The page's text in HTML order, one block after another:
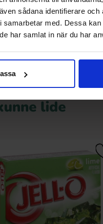
sådana identifierare och
med. Dessa
har samlat in när du har
Køb
lide